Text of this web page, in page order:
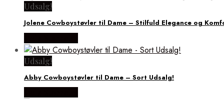
Udsalg!
Jolene Cowboystøvler til Dame – Stilfuld Elegance og
Udsalg!
Abby Cowboystøvler til Dame – Sort Udsalg!